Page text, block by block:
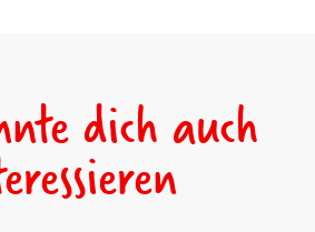
dich auch